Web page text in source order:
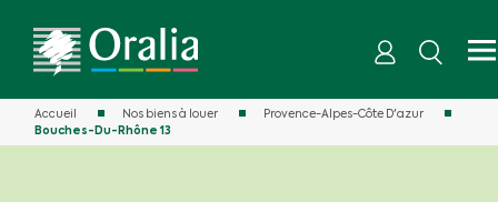
Accueil Nos biens à louer
Provence-Alpes-Côte D'azur
Bouches-Du-Rhône 13